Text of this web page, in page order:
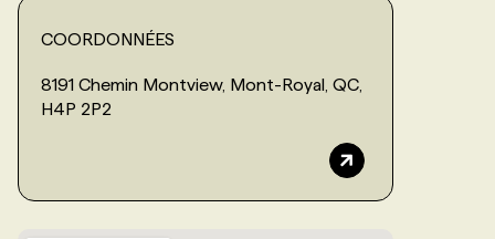
COORDONNÉES
8191 Chemin Montview, Mont-Royal, QC,
H4P 2P2